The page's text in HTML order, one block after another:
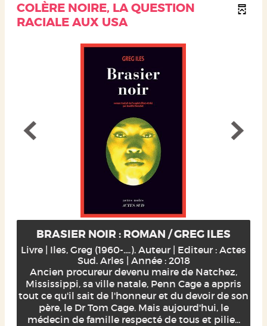
COLÈRE NOIRE, LA QUESTION
RACIALE AUX USA
BRASIER NOIR : ROMAN / GREG ILES
Livre | Iles, Greg (1960-....). Auteur | Editeur : Actes
Sud. Arles | Année : 2018
Ancien procureur devenu maire de Natchez,
Mississippi, sa ville natale, Penn Cage a appris
tout ce qu'il sait de l'honneur et du devoir de son
père, le Dr Tom Cage. Mais aujourd'hui, le
médecin de famille respecté de tous et pilie...